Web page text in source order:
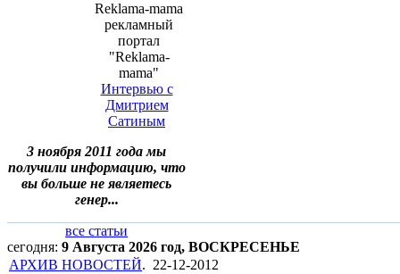
Reklama-mama
рекламный
портал
"Reklama-
mama"
Интервью с
Дмитрием
Сатиным
3 ноября 2011 года мы
получили информацию, что
вы больше не являетесь
генер...
все статьи
сегодня: 9 Августа 2026 год, ВОСКРЕСЕНЬЕ
АРХИВ НОВОСТЕЙ. 22-12-2012